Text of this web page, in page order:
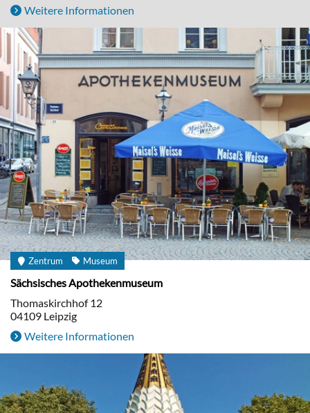
Weitere Informationen
Zentrum Museum
Sächsisches Apothekenmuseum
Thomaskirchhof 12
04109 Leipzig
Weitere Informationen